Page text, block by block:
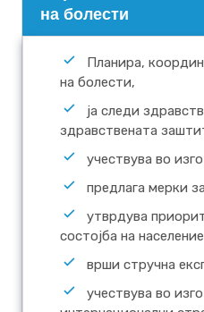
на болести
Планира,
на болести,
ја следи
здравствената
учествува во
предлага мерки
утврдува
состојба на
врши стручна
учествува во